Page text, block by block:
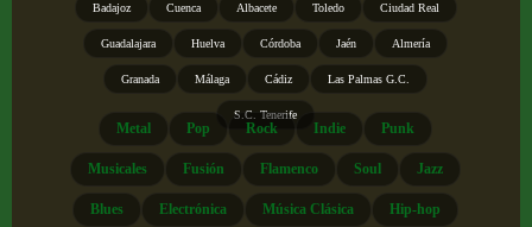
Badajoz Cuenca Albacete Toledo Ciudad Real
Guadalajara Huelva Córdoba Jaén Almería
Granada Málaga Cádiz Las Palmas G.C.
S.C. Tenerife
Metal Pop Rock Indie Punk
Musicales Fusión Flamenco Soul Jazz
Blues Electrónica Música Clásica Hip-hop